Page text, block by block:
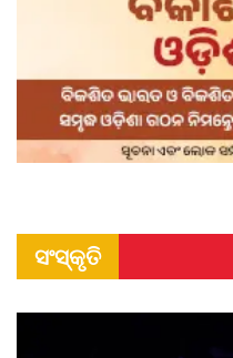
ସଂସ୍କୃତି